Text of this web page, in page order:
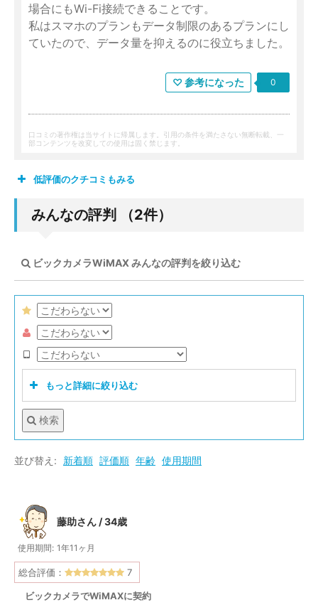
場合にもWi-Fi接続できることです。
私はスマホのプランもデータ制限のあるプランにし
ていたので、データ量を抑えるのに役立ちました。
♡ 参考になった 0
口コミの著作権は当サイトに帰属します。引用の条件を満たさない無断転載、一
部コンテンツを改変しての使用は固く禁じます。
低評価のクチコミもみる
お住まい: 青森県
使用端末: Speed Wi-Fi NEXT W04
電波の入り
◎
体感速度
◎
引越しが頻繁にあるため光回線を引かずWIMAXを使用し
引越しが多い為、固定の光回線を引くと解約手数料
がその都度かかってしまうので臨機応変に対応でき
る持ち運び可能なWIMAXを契約することにしまし
た。
結果的に言えばちょっと微妙…といった感想です。
みんなの評判 （2件）
ビックカメラWiMAX みんなの評判を絞り込む
もっと詳細に絞り込む
キャッシュバック
オンラインゲーム 動画再生 速度
いずれかの条件を含む
検索
並び替え: 新着順 評価順 年齢 使用期間
藤助さん / 34歳
使用期間: 1年11ヶ月
総合評価： 7
ビックカメラでWiMAXに契約